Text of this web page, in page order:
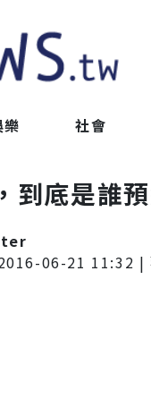
樂 社會
到底是誰
06-21 11:32 |